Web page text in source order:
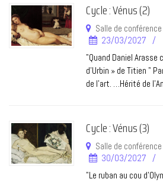
Cycle : Vénus (2)
Salle de conférence
23/03/2027
"Quand Daniel
d'Urbin » de Titien "
de l’art. …Hérité de
Cycle : Vénus (3)
Salle de conférence
30/03/2027
"Le ruban au cou